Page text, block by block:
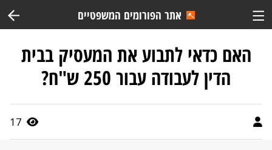
אתר הפורומים המשפטיים
האם כדאי לתבוע את המעסיק בבית
הדין לעבודה עבור 250 ש"ח?
17